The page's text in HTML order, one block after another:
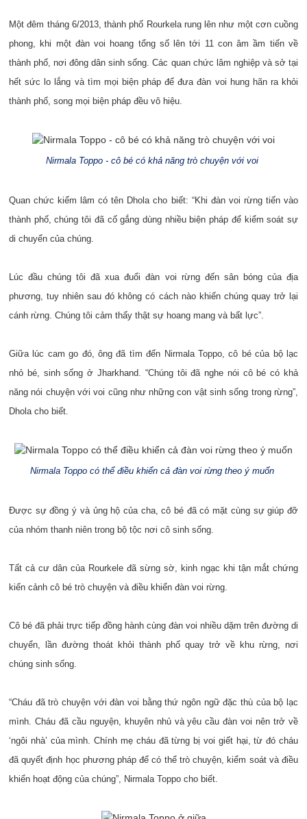
Một đêm tháng 6/2013, thành phố Rourkela rung lên như một cơn cuồng
phong, khi một đàn voi hoang tổng số lên tới 11 con âm ầm tiến về
thành phố, nơi đông dân sinh sống. Các quan chức lâm nghiệp và sở tại
hết sức lo lắng và tìm mọi biện pháp để đưa đàn voi hung hãn ra khỏi
thành phố, song mọi biện pháp đều vô hiệu.
Nirmala Toppo - cô bé có khả năng trò chuyện với voi
Quan chức kiểm lâm có tên Dhola cho biết: “Khi đàn voi rừng tiến vào
thành phố, chúng tôi đã cố gắng dùng nhiều biện pháp để kiểm soát sự
di chuyển của chúng.
Lúc đầu chúng tôi đã xua đuổi đàn voi rừng đến sân bóng của địa
phương, tuy nhiên sau đó không có cách nào khiến chúng quay trở lại
cánh rừng. Chúng tôi cảm thấy thật sự hoang mang và bất lực”.
Giữa lúc cam go đó, ông đã tìm đến Nirmala Toppo, cô bé của bộ lạc
nhỏ bé, sinh sống ở Jharkhand. “Chúng tôi đã nghe nói cô bé có khả
năng nói chuyện với voi cũng như những con vật sinh sống trong rừng”,
Dhola cho biết.
Nirmala Toppo có thể điều khiển cả đàn voi rừng theo ý muốn
Được sự đồng ý và ủng hộ của cha, cô bé đã có mặt cùng sự giúp đỡ
của nhóm thanh niên trong bộ tộc nơi cô sinh sống.
Tất cả cư dân của Rourkele đã sừng sờ, kinh ngạc khi tận mắt chứng
kiến cảnh cô bé trò chuyện và điều khiển đàn voi rừng.
Cô bé đã phải trực tiếp đồng hành cùng đàn voi nhiều dặm trên đường di
chuyển, lần đường thoát khỏi thành phố quay trở về khu rừng, nơi
chúng sinh sống.
“Cháu đã trò chuyện với đàn voi bằng thứ ngôn ngữ đặc thù của bộ lạc
mình. Cháu đã cầu nguyện, khuyên nhủ và yêu cầu đàn voi nên trở về
‘ngôi nhà’ của mình. Chính mẹ cháu đã từng bị voi giết hại, từ đó cháu
đã quyết định học phương pháp để có thể trò chuyện, kiểm soát và điều
khiển hoạt động của chúng”, Nirmala Toppo cho biết.